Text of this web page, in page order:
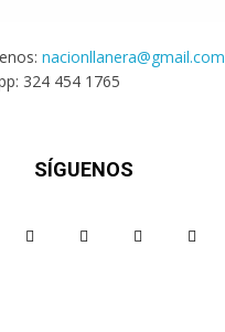
nacionllanera@gmail.com
324 454 1765
SÍGUENOS